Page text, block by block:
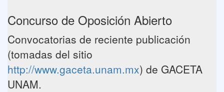
Concurso de Oposición Abierto
Convocatorias de reciente publicación
(tomadas del sitio
http://www.gaceta.unam.mx) de GACETA
UNAM.